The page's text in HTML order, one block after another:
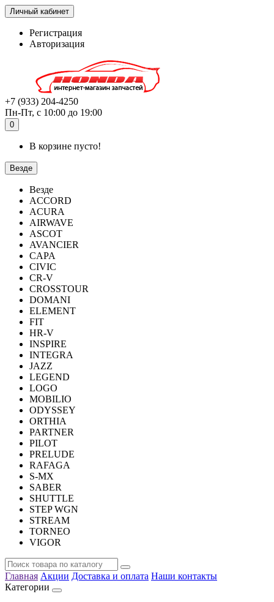
Личный кабинет
Регистрация
Авторизация
+7 (933) 204-4250
Пн-Пт, с 10:00 до 19:00
0
В корзине пусто!
Везде
Везде
ACCORD
ACURA
AIRWAVE
ASCOT
AVANCIER
CAPA
CIVIC
CR-V
CROSSTOUR
DOMANI
ELEMENT
FIT
HR-V
INSPIRE
INTEGRA
JAZZ
LEGEND
LOGO
MOBILIO
ODYSSEY
ORTHIA
PARTNER
PILOT
PRELUDE
RAFAGA
S-MX
SABER
SHUTTLE
STEP WGN
STREAM
TORNEO
VIGOR
Главная Акции Доставка и оплата Наши контакты
Категории